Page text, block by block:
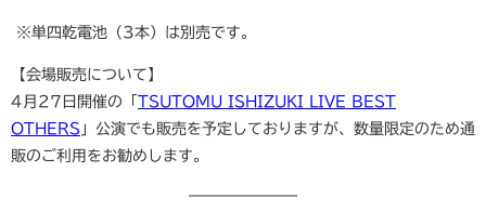
※単四乾電池（3本）は別売です。
【会場販売について】
4月27日開催の「 TSUTOMU ISHIZUKI LIVE BEST
OTHERS 」公演でも販売を予定しておりますが、数量限定のため通
販のご利用をお勧めします。